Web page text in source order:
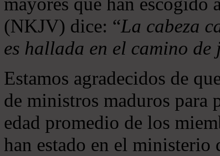
(NKJV) dice: “La cabeza
es hallada en el camino de
Estamos agradecidos de
de ministros maduros
edad promedio de los
han estado en el ministerio